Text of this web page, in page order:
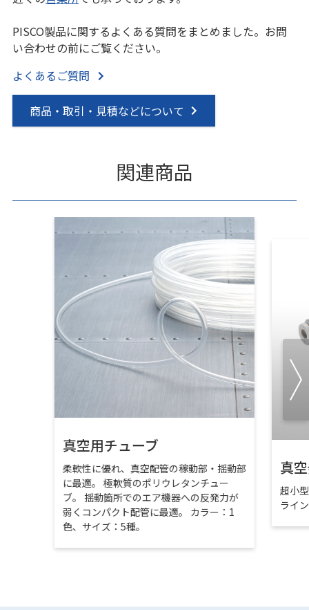
PISCO製品に関するよくある質問をまとめました。お問
い合わせの前にご覧ください。
よくあるご質問
商品・取引・見積などについて
関連商品
真空用チューブ
柔軟性に優れ、真空配管の稼動部・揺動部
に最適。 極軟質のポリウレタンチュー
ブ。 揺動箇所でのエア機器への反発力が
弱くコンパクト配管に最適。 カラー：1
色、サイズ：5種。
真
超小
ライ